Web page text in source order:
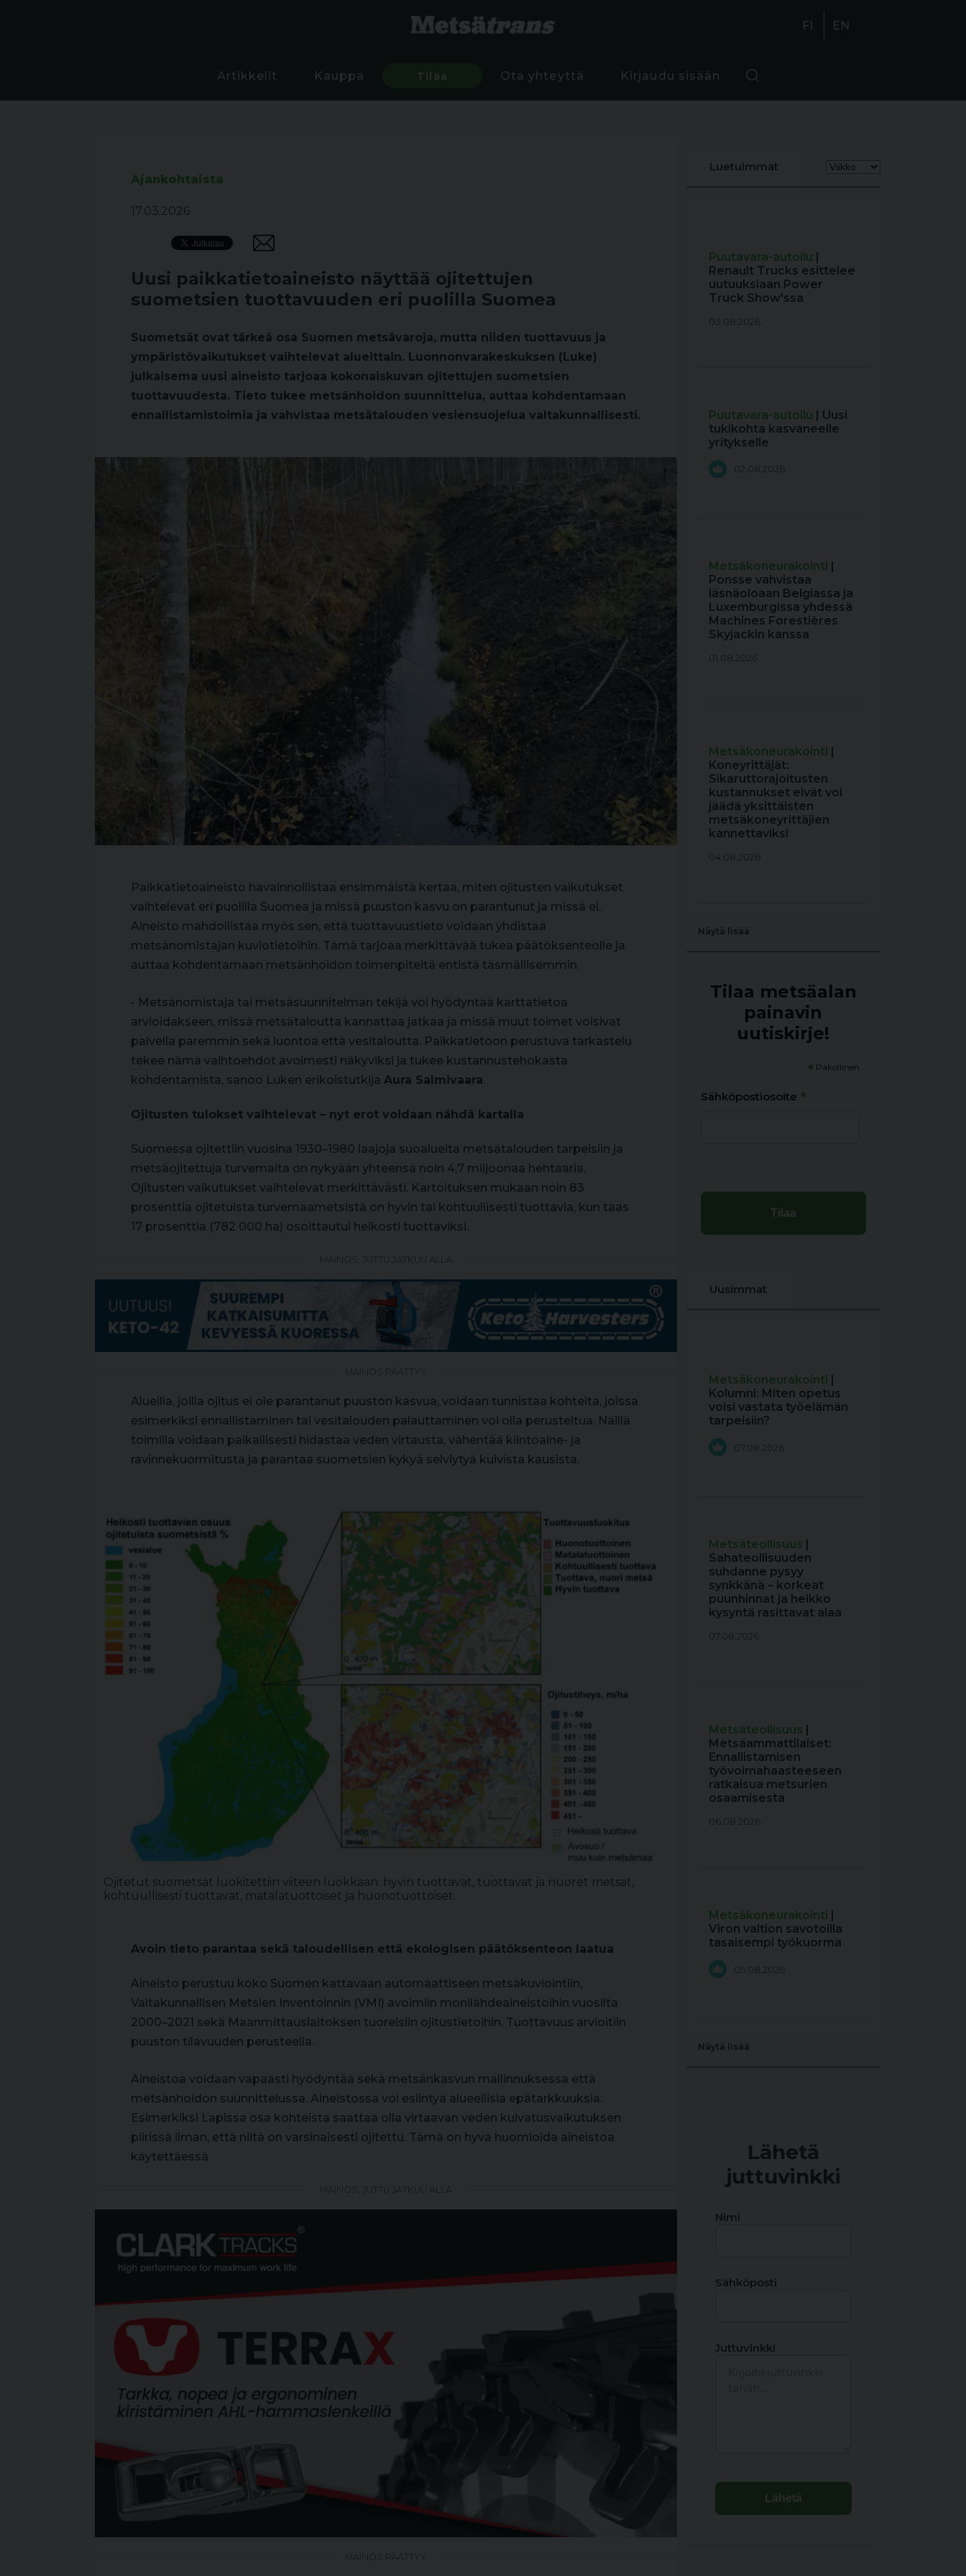
FI EN
Artikkelit Kauppa Tilaa Ota yhteyttä Kirjaudu sisään
Ajankohtaista
17.03.2026
Uusi paikkatietoaineisto näyttää ojitettujen
suometsien tuottavuuden eri puolilla Suomea
Suometsät ovat tärkeä osa Suomen metsävaroja, mutta niiden tuottavuus ja
ympäristövaikutukset vaihtelevat alueittain. Luonnonvarakeskuksen (Luke)
julkaisema uusi aineisto tarjoaa kokonaiskuvan ojitettujen suometsien
tuottavuudesta. Tieto tukee metsänhoidon suunnittelua, auttaa kohdentamaan
ennallistamistoimia ja vahvistaa metsätalouden vesiensuojelua valtakunnallisesti.
Paikkatietoaineisto havainnollistaa ensimmäistä kertaa, miten ojitusten vaikutukset
vaihtelevat eri puolilla Suomea ja missä puuston kasvu on parantunut ja missä ei.
Aineisto mahdollistaa myös sen, että tuottavuustieto voidaan yhdistää
metsänomistajan kuviotietoihin. Tämä tarjoaa merkittävää tukea päätöksenteolle ja
auttaa kohdentamaan metsänhoidon toimenpiteitä entistä täsmällisemmin.
- Metsänomistaja tai metsäsuunnitelman tekijä voi hyödyntää karttatietoa
arvioidakseen, missä metsätaloutta kannattaa jatkaa ja missä muut toimet voisivat
palvella paremmin sekä luontoa että vesitaloutta. Paikkatietoon perustuva tarkastelu
tekee nämä vaihtoehdot avoimesti näkyviksi ja tukee kustannustehokasta
kohdentamista, sanoo Luken erikoistutkija Aura Salmivaara.
Ojitusten tulokset vaihtelevat – nyt erot voidaan nähdä kartalla
Suomessa ojitettiin vuosina 1930–1980 laajoja suoalueita metsätalouden tarpeisiin ja
metsäojitettuja turvemaita on nykyään yhteensä noin 4,7 miljoonaa hehtaaria.
Ojitusten vaikutukset vaihtelevat merkittävästi. Kartoituksen mukaan noin 83
prosenttia ojitetuista turvemaametsistä on hyvin tai kohtuullisesti tuottavia, kun taas
17 prosenttia (782 000 ha) osoittautui heikosti tuottaviksi.
Alueilla, joilla ojitus ei ole parantanut puuston kasvua, voidaan tunnistaa kohteita, joissa
esimerkiksi ennallistaminen tai vesitalouden palauttaminen voi olla perusteltua. Näillä
toimilla voidaan paikallisesti hidastaa veden virtausta, vähentää kiintoaine- ja
ravinnekuormitusta ja parantaa suometsien kykyä selviytyä kuivista kausista.
Ojitetut suometsät luokitettiin viiteen luokkaan: hyvin tuottavat, tuottavat ja nuoret metsät,
kohtuullisesti tuottavat, matalatuottoiset ja huonotuottoiset.
Avoin tieto parantaa sekä taloudellisen että ekologisen päätöksenteon laatua
Aineisto perustuu koko Suomen kattavaan automaattiseen metsäkuviointiin,
Valtakunnallisen Metsien Inventoinnin (VMI) avoimiin monilähdeaineistoihin vuosilta
2000–2021 sekä Maanmittauslaitoksen tuoreisiin ojitustietoihin. Tuottavuus arvioitiin
puuston tilavuuden perusteella.
Aineistoa voidaan vapaasti hyödyntää sekä metsänkasvun mallinnuksessa että
metsänhoidon suunnittelussa. Aineistossa voi esiintyä alueellisia epätarkkuuksia.
Esimerkiksi Lapissa osa kohteista saattaa olla virtaavan veden kuivatusvaikutuksen
piirissä ilman, että niitä on varsinaisesti ojitettu. Tämä on hyvä huomioida aineistoa
käytettäessä.
Luetuimmat
Puutavara-autoilu |
Renault Trucks esittelee
uutuuksiaan Power
Truck Show'ssa
03.08.2026
Puutavara-autoilu | Uusi
tukikohta kasvaneelle
yritykselle
02.08.2026
Metsäkoneurakointi |
Ponsse vahvistaa
läsnäoloaan Belgiassa ja
Luxemburgissa yhdessä
Machines Forestières
Skyjackin kanssa
01.08.2026
Metsäkoneurakointi |
Koneyrittäjät:
Sikaruttorajoitusten
kustannukset eivät voi
jäädä yksittäisten
metsäkoneyrittäjien
kannettaviksi
04.08.2026
Näytä lisää
Tilaa metsäalan
painavin
uutiskirje!
* Pakollinen
Sähköpostiosoite *
Uusimmat
Metsäkoneurakointi |
Kolumni: Miten opetus
voisi vastata työelämän
tarpeisiin?
07.08.2026
Metsäteollisuus |
Sahateollisuuden
suhdanne pysyy
synkkänä – korkeat
puunhinnat ja heikko
kysyntä rasittavat alaa
07.08.2026
Metsäteollisuus |
Metsäammattilaiset:
Ennallistamisen
työvoimahaasteeseen
ratkaisua metsurien
osaamisesta
06.08.2026
Metsäkoneurakointi |
Viron valtion savotoilla
tasaisempi työkuorma
05.08.2026
Näytä lisää
Lähetä
juttuvinkki
Nimi
Sähköposti
Juttuvinkki
Lähetä